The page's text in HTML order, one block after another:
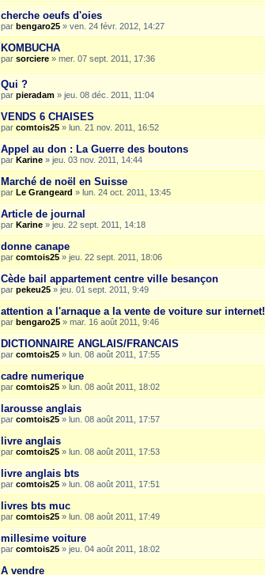
cherche oeufs d'oies
par bengaro25 » ven. 24 févr. 2012, 14:27
KOMBUCHA
par sorciere » mer. 07 sept. 2011, 17:36
Qui ?
par pieradam » jeu. 08 déc. 2011, 11:04
VENDS 6 CHAISES
par comtois25 » lun. 21 nov. 2011, 16:52
Appel au don : La Guerre des boutons
par Karine » jeu. 03 nov. 2011, 14:44
Marché de noël en Suisse
par Le Grangeard » lun. 24 oct. 2011, 13:45
Article de journal
par Karine » jeu. 22 sept. 2011, 14:18
donne canape
par comtois25 » jeu. 22 sept. 2011, 18:06
Cède bail appartement centre ville besançon
par pekeu25 » jeu. 01 sept. 2011, 9:49
attention a l'arnaque a la vente de voiture sur internet!
par bengaro25 » mar. 16 août 2011, 9:46
DICTIONNAIRE ANGLAIS/FRANCAIS
par comtois25 » lun. 08 août 2011, 17:55
cadre numerique
par comtois25 » lun. 08 août 2011, 18:02
larousse anglais
par comtois25 » lun. 08 août 2011, 17:57
livre anglais
par comtois25 » lun. 08 août 2011, 17:53
livre anglais bts
par comtois25 » lun. 08 août 2011, 17:51
livres bts muc
par comtois25 » lun. 08 août 2011, 17:49
millesime voiture
par comtois25 » jeu. 04 août 2011, 18:02
A vendre